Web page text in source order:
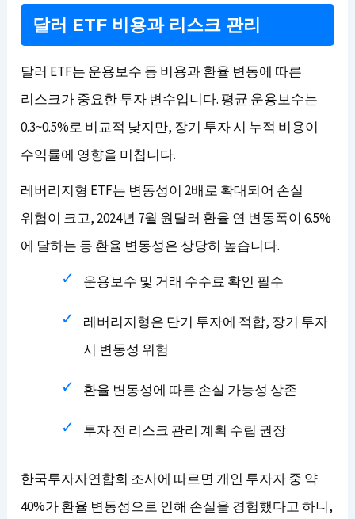
달러 ETF 비용과 리스크 관리
달러 ETF는 운용보수 등 비용과 환율 변동에 따른
리스크가 중요한 투자 변수입니다. 평균 운용보수는
0.3~0.5%로 비교적 낮지만, 장기 투자 시 누적 비용이
수익률에 영향을 미칩니다.
레버리지형 ETF는 변동성이 2배로 확대되어 손실
위험이 크고, 2024년 7월 원달러 환율 연 변동폭이 6.5%
에 달하는 등 환율 변동성은 상당히 높습니다.
운용보수 및 거래 수수료 확인 필수
레버리지형은 단기 투자에 적합, 장기 투자
시 변동성 위험
환율 변동성에 따른 손실 가능성 상존
투자 전 리스크 관리 계획 수립 권장
한국투자자연합회 조사에 따르면 개인 투자자 중 약
40%가 환율 변동성으로 인해 손실을 경험했다고 하니,